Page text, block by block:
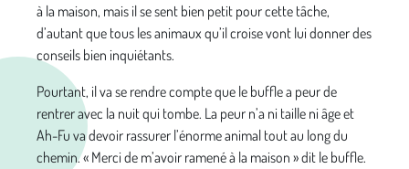
à la maison, mais il se sent bien petit pour cette tâche,
d’autant que tous les animaux qu’il croise vont lui donner des
conseils bien inquiétants.
Pourtant, il va se rendre compte que le buffle a peur de
rentrer avec la nuit qui tombe. La peur n’a ni taille ni âge et
Ah-Fu va devoir rassurer l’énorme animal tout au long du
chemin. « Merci de m’avoir ramené à la maison » dit le buffle.